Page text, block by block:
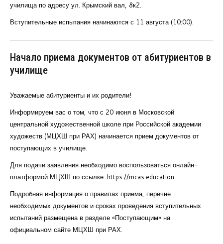
училища по адресу ул. Крымский вал, 8к2.
Вступительные испытания начинаются с 11 августа (10:00).
Начало приема документов от абитуриентов в
училище
Уважаемые абитуриенты и их родители!
Информируем вас о том, что с 20 июня в Московской
центральной художественной школе при Российской академии
художеств (МЦХШ при РАХ) начинается прием документов от
поступающих в училище.
Для подачи заявления необходимо воспользоваться онлайн-
платформой МЦХШ по ссылке: https://mcas.education.
Подробная информация о правилах приема, перечне
необходимых документов и сроках проведения вступительных
испытаний размещена в разделе «Поступающим» на
официальном сайте МЦХШ при РАХ.